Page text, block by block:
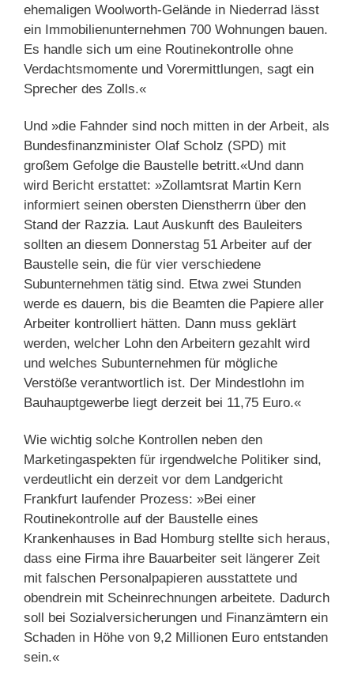
ehemaligen Woolworth-Gelände in Niederrad lässt
ein Immobilienunternehmen 700 Wohnungen bauen.
Es handle sich um eine Routinekontrolle ohne
Verdachtsmomente und Vorermittlungen, sagt ein
Sprecher des Zolls.«
Und »die Fahnder sind noch mitten in der Arbeit, als
Bundesfinanzminister Olaf Scholz (SPD) mit
großem Gefolge die Baustelle betritt.«Und dann
wird Bericht erstattet: »Zollamtsrat Martin Kern
informiert seinen obersten Dienstherrn über den
Stand der Razzia. Laut Auskunft des Bauleiters
sollten an diesem Donnerstag 51 Arbeiter auf der
Baustelle sein, die für vier verschiedene
Subunternehmen tätig sind. Etwa zwei Stunden
werde es dauern, bis die Beamten die Papiere aller
Arbeiter kontrolliert hätten. Dann muss geklärt
werden, welcher Lohn den Arbeitern gezahlt wird
und welches Subunternehmen für mögliche
Verstöße verantwortlich ist. Der Mindestlohn im
Bauhauptgewerbe liegt derzeit bei 11,75 Euro.«
Wie wichtig solche Kontrollen neben den
Marketingaspekten für irgendwelche Politiker sind,
verdeutlicht ein derzeit vor dem Landgericht
Frankfurt laufender Prozess: »Bei einer
Routinekontrolle auf der Baustelle eines
Krankenhauses in Bad Homburg stellte sich heraus,
dass eine Firma ihre Bauarbeiter seit längerer Zeit
mit falschen Personalpapieren ausstattete und
obendrein mit Scheinrechnungen arbeitete. Dadurch
soll bei Sozialversicherungen und Finanzämtern ein
Schaden in Höhe von 9,2 Millionen Euro entstanden
sein.«